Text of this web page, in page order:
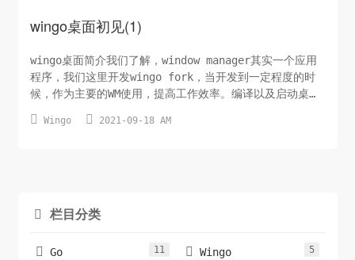
wingo桌面初见(1)
wingo桌面简介我们了解，window manager其实一个应用
程序，我们这里开发wingo fork，当开发到一定程度的时
候，作为主要的WM使用，提高工作效率。编译以及启动桌面
https://github.com/xuanmingyi/wingo.git cd
 Wingo  2021-09-18 AM
 栏目分类
 Go 11  Wingo 5